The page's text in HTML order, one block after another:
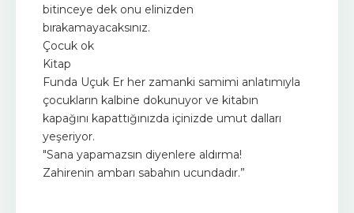
bitinceye dek onu elinizden
bırakamayacaksınız.
Çocuk ok
Kitap
Funda Uçuk Er her zamanki samimi anlatımıyla
çocukların kalbine dokunuyor ve kitabın
kapağını kapattığınızda içinizde umut dalları
yeşeriyor.
"Sana yapamazsın diyenlere aldırma!
Zahirenin ambarı sabahın ucundadır.”